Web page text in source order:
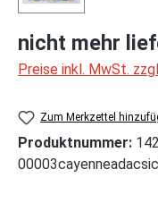
nicht mehr
Preise inkl. MwSt.
Zum Merkzettel
Produktnummer: